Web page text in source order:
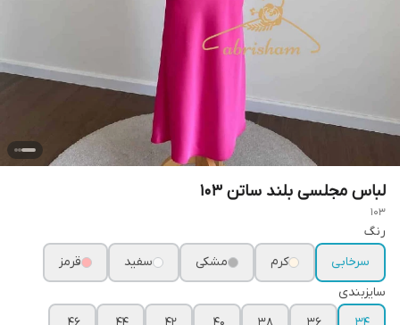
لباس مجلسی بلند ساتن ۱۰۳
103
رنگ
سرخابی
کرم مشکی سفید
قرمز
سایزبندی